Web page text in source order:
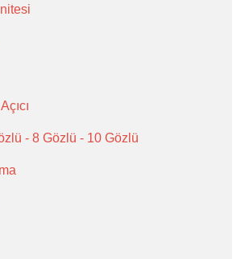
- 8 Gözlü - 10 Gözlü